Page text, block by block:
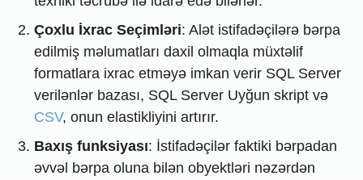
Çoxlu İxrac Seçimləri: Alət istifadəçilərə bərpa
edilmiş məlumatları daxil olmaqla müxtəlif
formatlara ixrac etməyə imkan verir SQL Server
verilənlər bazası, SQL Server Uyğun skript və
CSV, onun elastikliyini artırır.
Baxış funksiyası: İstifadəçilər faktiki bərpadan
əvvəl bərpa oluna bilən obyektləri nəzərdən